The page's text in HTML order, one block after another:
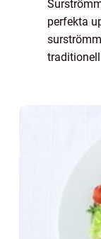
perfekta